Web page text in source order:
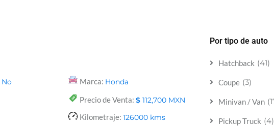
No Marca: Honda
Precio de Venta: $112,700 MXN
Kilometraje: 126000 kms
Por tipo de auto
Hatchback (41)
Coupe (3)
Minivan / Van
Pickup Truck (4)